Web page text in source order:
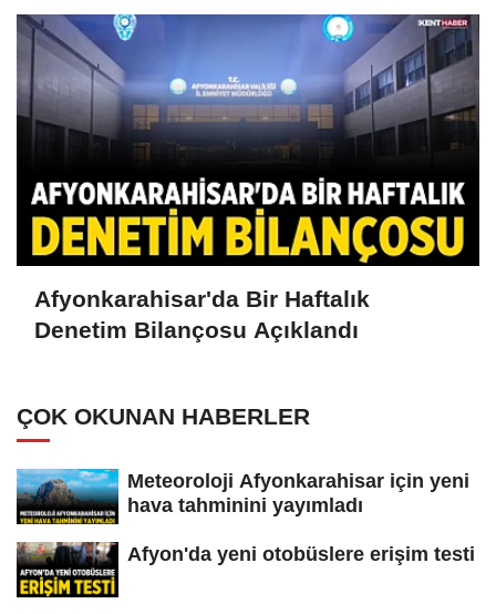
Afyonkarahisar'da Bir Haftalık
Denetim Bilançosu Açıklandı
ÇOK OKUNAN HABERLER
Meteoroloji Afyonkarahisar için yeni
hava tahminini yayımladı
Afyon'da yeni otobüslere erişim testi